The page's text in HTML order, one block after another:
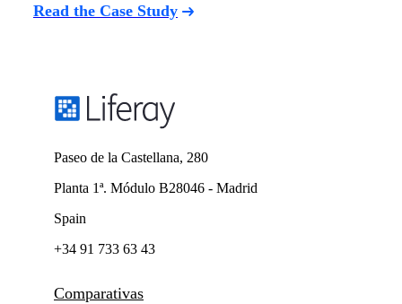
Read the Case Study
Paseo de la Castellana, 280
Planta 1ª. Módulo B28046 - Madrid
Spain
+34 91 733 63 43
Comparativas